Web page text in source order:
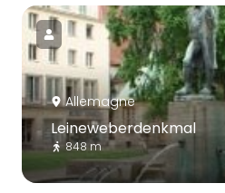
Allemagne
Leineweberdenkmal
848 m